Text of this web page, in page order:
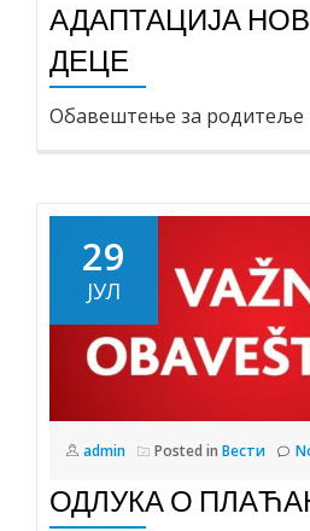
АДАПТАЦИЈА
ДЕЦЕ
Обавештење за родитеље
29
ЈУЛ
admin Posted in Вести
ОДЛУКА О